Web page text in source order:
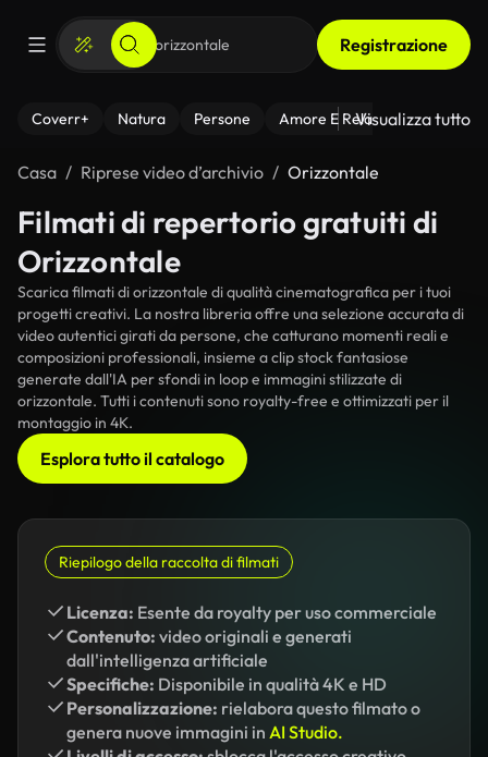
Registrazione
Coverr+ Natura Persone Amore E Relazioni Il
Visualizza tutto
Casa Riprese video d’archivio Orizzontale
Filmati di repertorio gratuiti di
Orizzontale
Scarica filmati di orizzontale di qualità cinematografica per i tuoi
progetti creativi. La nostra libreria offre una selezione accurata di
video autentici girati da persone, che catturano momenti reali e
composizioni professionali, insieme a clip stock fantasiose
generate dall'IA per sfondi in loop e immagini stilizzate di
orizzontale. Tutti i contenuti sono royalty-free e ottimizzati per il
montaggio in 4K.
Esplora tutto il catalogo
Riepilogo della raccolta di filmati
Licenza: Esente da royalty per uso commerciale
Contenuto: video originali e generati
dall'intelligenza artificiale
Specifiche: Disponibile in qualità 4K e HD
Personalizzazione: rielabora questo filmato o
genera nuove immagini in AI Studio.